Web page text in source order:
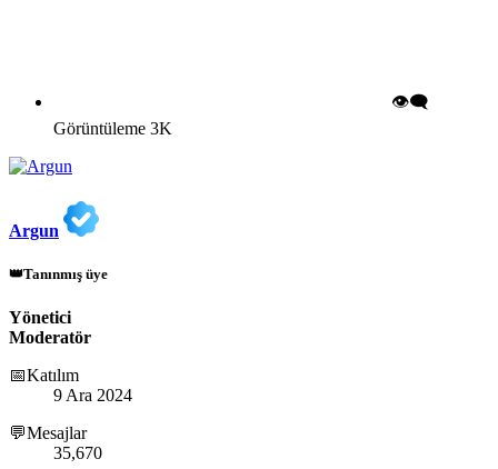
👁️‍🗨️
Görüntüleme 3K
Argun
👑Tanınmış üye
Yönetici
Moderatör
📅Katılım
9 Ara 2024
💬Mesajlar
35,670